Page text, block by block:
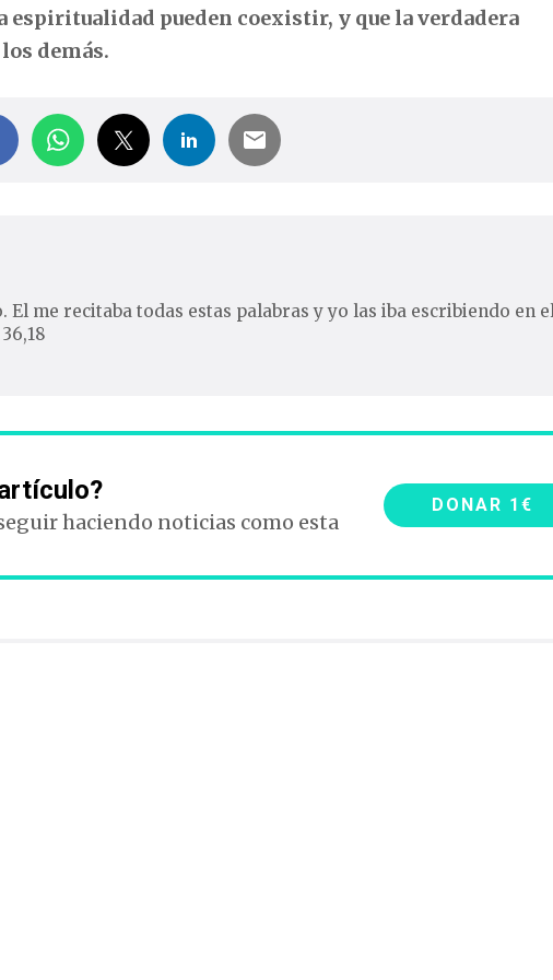
espiritualidad pueden coexistir, y que la verdadera
demás.
El me recitaba todas estas palabras y yo las iba escribiendo en
haciendo noticias como esta
DONAR 1€